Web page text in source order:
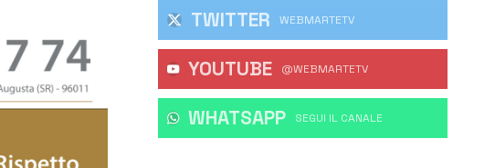
TWITTER WEBMARTETV
YOUTUBE @WEBMARTETV
WHATSAPP ‎SEGUI IL CANALE